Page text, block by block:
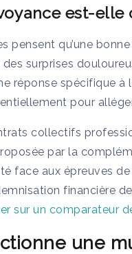
est-
pensent qu’une
surprises
réponse spécifique à
pour
collectifs
par la
face aux épreuves
financière
sur un comparateur
une